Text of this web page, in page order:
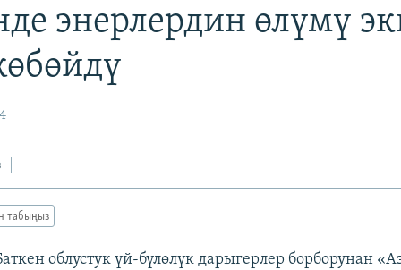
энерлердин өлүмү
табыңыз
облустук үй-бүлөлүк дарыгерлер борборунан